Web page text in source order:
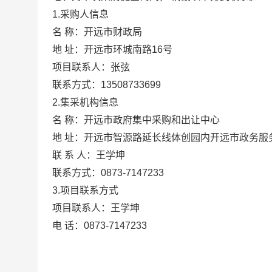
1.采购人信息
名 称：开远市财政局
地 址：开远市环城南路16号
项目联系人：张弦
联系方式： 13508733699
2.集采机构信息
名 称：开远市政府集中采购和出让中心
地 址：开远市智源路延长线体创园内开远市政务服
联 系 人：王学坤
联系方式： 0873-7147233
3.项目联系方式
项目联系人：王学坤
电 话： 0873-7147233